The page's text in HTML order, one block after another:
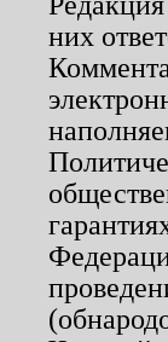
них